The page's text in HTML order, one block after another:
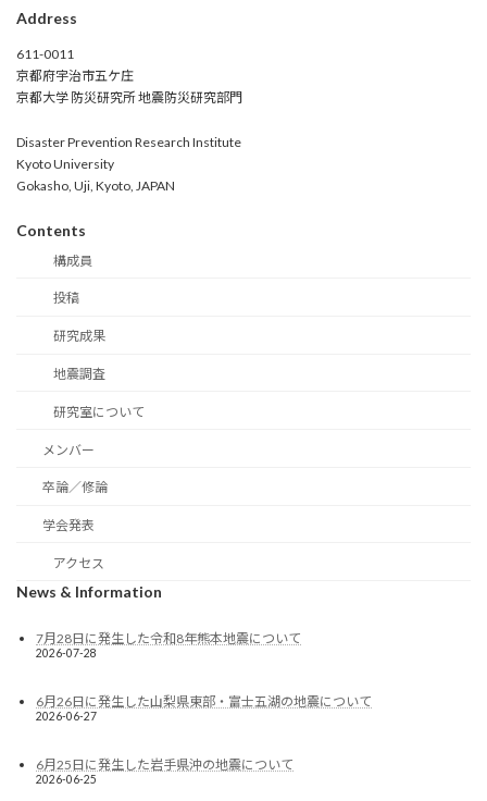
Address
611-0011
京都府宇治市五ケ庄
京都大学 防災研究所 地震防災研究部門
Disaster Prevention Research Institute
Kyoto University
Gokasho, Uji, Kyoto, JAPAN
Contents
構成員
投稿
研究成果
地震調査
研究室について
メンバー
卒論／修論
学会発表
アクセス
News & Information
7月28日に発生した令和8年熊本地震について
2026-07-28
6月26日に発生した山梨県東部・富士五湖の地震について
2026-06-27
6月25日に発生した岩手県沖の地震について
2026-06-25